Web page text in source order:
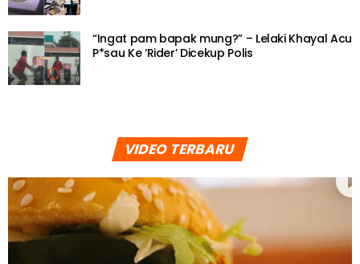
“Ingat pam bapak mung?” – Lelaki Khayal Acu
P*sau Ke ‘Rider’ Dicekup Polis
VIDEO TERBARU